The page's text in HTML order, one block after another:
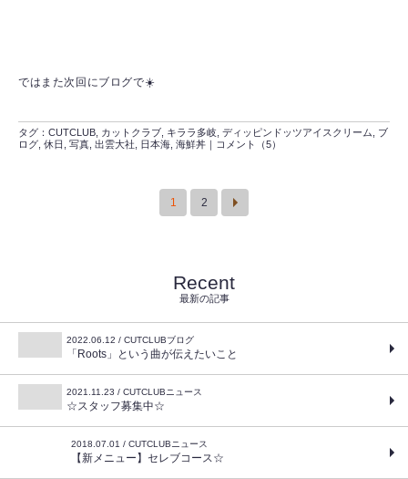
ではまた次回にブログで☀️
タグ： CUTCLUB カットクラブ キララ多岐 ディッピンドッツアイスクリーム
ブ
ログ 休日 写真 出雲大社 日本海 海鮮丼 ｜ コメント（5）
1 2
Recent
最新の記事
2022.06.12 / CUTCLUBブログ
「Roots」という曲が伝えたいこと
2021.11.23 / CUTCLUBニュース
☆スタッフ募集中☆
2018.07.01 / CUTCLUBニュース
【新メニュー】セレブコース☆